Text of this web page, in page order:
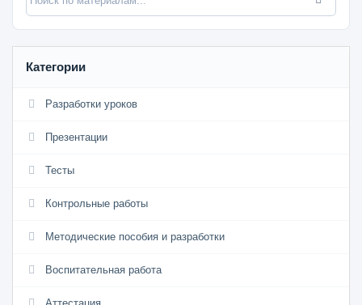
Категории
Разработки уроков
Презентации
Тесты
Контрольные работы
Методические пособия и разработки
Воспитательная работа